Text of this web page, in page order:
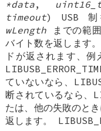
*data,
timeout) USB
wLength までの範
バイト数を返します
ドが返されます、例
ていないなら、
断されているなら、
たは、他の失敗のと
返します。